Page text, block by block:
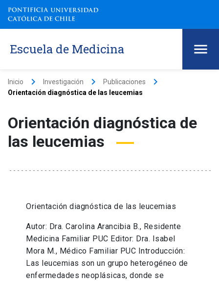
Escuela de Medicina
Inicio keyboard_arrow_right Investigación keyboard_arrow_right Publicaciones keyboard_arrow_right
Orientación diagnóstica de las leucemias
Orientación diagnóstica de
las leucemias
Orientación diagnóstica de las leucemias
Autor: Dra. Carolina Arancibia B., Residente
Medicina Familiar PUC Editor: Dra. Isabel
Mora M., Médico Familiar PUC Introducción:
Las leucemias son un grupo heterogéneo de
enfermedades neoplásicas, donde se